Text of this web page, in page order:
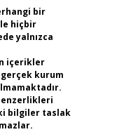
bir
hiçbir
yalnızca
içerikler
kurum
bilgiler taslak